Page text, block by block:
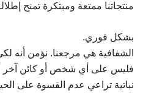
منتجاتنا ممتعة ومبتكرة تمنح
بشكل فوري.
الشفافية هي مرجعنا. نؤمن أنه
فليس على أي شخص أو كائن آخر
نباتية تراعي عدم القسوة على